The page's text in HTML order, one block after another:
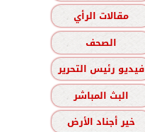
مقالات الرأي
الصحف
فيديو رئيس التحرير
البث المباشر
خير أجناد الأرض